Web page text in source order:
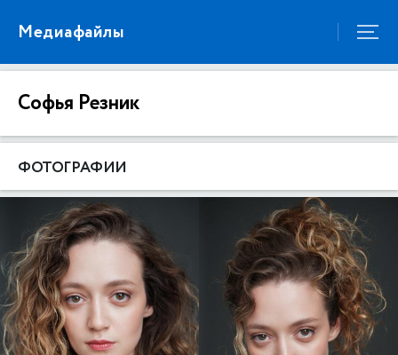
Медиафайлы
Софья Резник
ФОТОГРАФИИ